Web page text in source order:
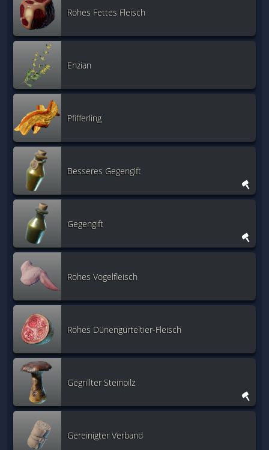
Rohes Fettes Fleisch
Enzian
Pfifferling
Besseres Gegengift
Gegengift
Rohes Vogelfleisch
Rohes Dünengürteltier-Fleisch
Gegrillter Steinpilz
Gereinigter Verband